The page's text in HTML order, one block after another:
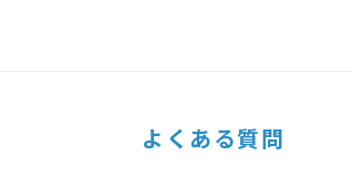
よくある質問